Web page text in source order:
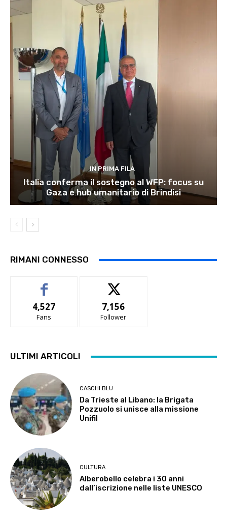
IN PRIMA FILA
Italia conferma il sostegno al WFP: focus su
Gaza e hub umanitario di Brindisi
RIMANI CONNESSO
4,527
Fans
7,156
Follower
ULTIMI ARTICOLI
CASCHI BLU
Da Trieste al Libano: la Brigata
Pozzuolo si unisce alla missione
Unifil
CULTURA
Alberobello celebra i 30 anni
dall’iscrizione nelle liste UNESCO